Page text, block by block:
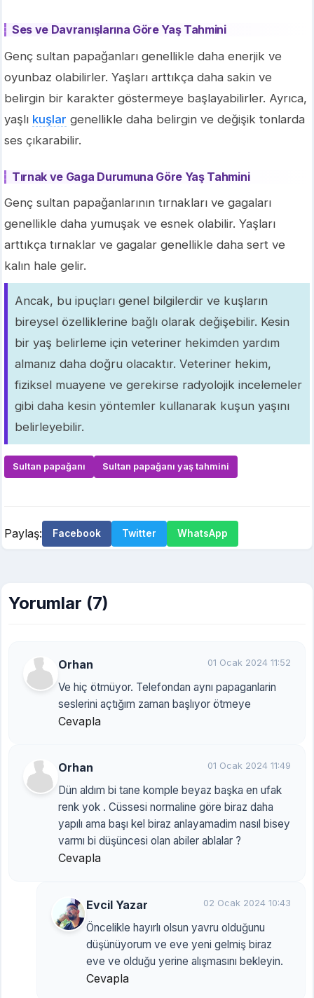
Ses ve Davranışlarına Göre Yaş Tahmini
Genç sultan papağanları genellikle daha enerjik ve
oyunbaz olabilirler. Yaşları arttıkça daha sakin ve
belirgin bir karakter göstermeye başlayabilirler. Ayrıca,
yaşlı kuşlar genellikle daha belirgin ve değişik tonlarda
ses çıkarabilir.
Tırnak ve Gaga Durumuna Göre Yaş Tahmini
Genç sultan papağanlarının tırnakları ve gagaları
genellikle daha yumuşak ve esnek olabilir. Yaşları
arttıkça tırnaklar ve gagalar genellikle daha sert ve
kalın hale gelir.
Ancak, bu ipuçları genel bilgilerdir ve kuşların
bireysel özelliklerine bağlı olarak değişebilir. Kesin
bir yaş belirleme için veteriner hekimden yardım
almanız daha doğru olacaktır. Veteriner hekim,
fiziksel muayene ve gerekirse radyolojik incelemeler
gibi daha kesin yöntemler kullanarak kuşun yaşını
belirleyebilir.
Sultan papağanı Sultan papağanı yaş tahmini
Paylaş: Facebook Twitter WhatsApp
Yorumlar (7)
Orhan 01 Ocak 2024 11:52
Ve hiç ötmüyor. Telefondan aynı papaganlarin
seslerini açtığım zaman başlıyor ötmeye
Cevapla
Orhan 01 Ocak 2024 11:49
Dün aldım bi tane komple beyaz başka en ufak
renk yok . Cüssesi normaline göre biraz daha
yapılı ama başı kel biraz anlayamadim nasıl bisey
varmı bi düşüncesi olan abiler ablalar ?
Cevapla
Evcil Yazar 02 Ocak 2024 10:43
Öncelikle hayırlı olsun yavru olduğunu
düşünüyorum ve eve yeni gelmiş biraz
eve ve olduğu yerine alışmasını bekleyin.
Cevapla